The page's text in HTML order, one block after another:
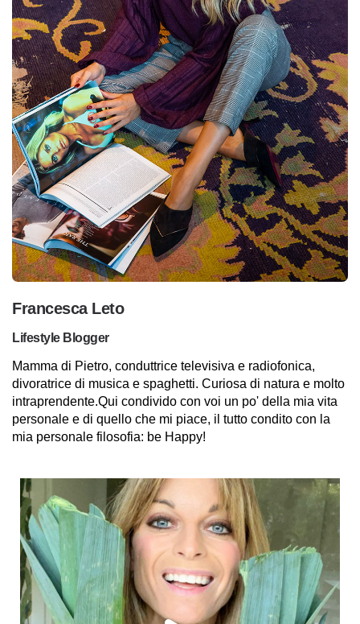
Francesca Leto
Lifestyle Blogger
Mamma di Pietro, conduttrice televisiva e radiofonica,
divoratrice di musica e spaghetti. Curiosa di natura e molto
intraprendente.Qui condivido con voi un po' della mia vita
personale e di quello che mi piace, il tutto condito con la
mia personale filosofia: be Happy!